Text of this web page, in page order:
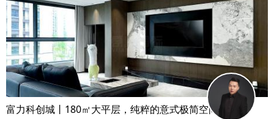
富力科创城丨180㎡大平层，纯粹的意式极简空间